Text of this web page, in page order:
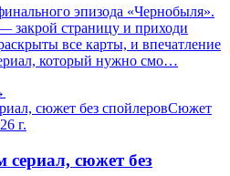
эпизода «Чернобыля».
закрой страницу и приходи
все карты, и впечатление
который нужно смо…
Сюжет
г.
сюжет без